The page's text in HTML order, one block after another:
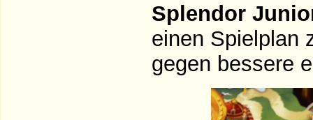
Splendor
einen Spielplan
gegen bessere